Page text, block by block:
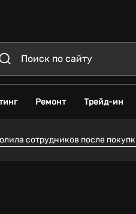
Ремонт Трейд-ин
сотрудников после